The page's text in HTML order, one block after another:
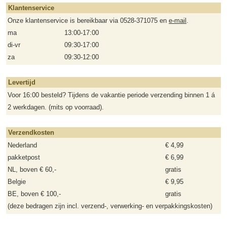
Klantenservice
Onze klantenservice is bereikbaar via 0528-371075 en e-mail .
ma
13:00-17:00
di-vr
09:30-17:00
za
09:30-12:00
Levertijd
Voor 16:00 besteld? Tijdens de vakantie periode verzending binnen 1 á
2 werkdagen. (mits op voorraad).
Verzendkosten
Nederland
€ 4,99
pakketpost
€ 6,99
NL, boven € 60,-
gratis
Belgie
€ 9,95
BE, boven € 100,-
gratis
(deze bedragen zijn incl. verzend-, verwerking- en verpakkingskosten)